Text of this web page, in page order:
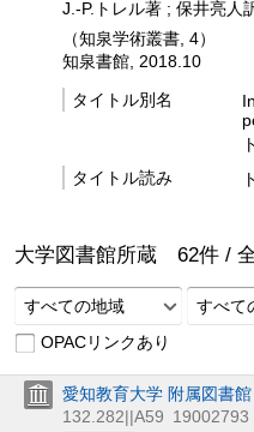
J.‐P.トレル著 ; 保井亮人
（知泉学術叢書, 4）
知泉書館, 2018.10
タイトル別名
タイトル読み
大学図書館所蔵 62件 /
すべての地域
すべて
OPACリンクあり
愛知教育大学 附属図書館
132.282||A59 19002793